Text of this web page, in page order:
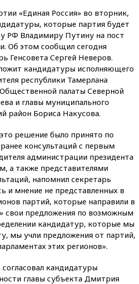
«Единая Россия» во вторник,
которые партия будет
РФ Владимиру Путину на пост
Об этом сообщил сегодня
Генсовета Сергей Неверов.
кандидатуры исполняющего
республики Тамерлана
палаты Северной
и главы муниципального
район Бориса Накусова.
решение было принято по
консультаций с первым
администрации президента
а также представителями
напомнил секретарь
и мнение не представленных в
партий, которые направили в
свои предложения по возможным
кандидатур, которые мы
мы учли предложения от партий,
этих регионов».
кандидатуры
главы субъекта Дмитрия